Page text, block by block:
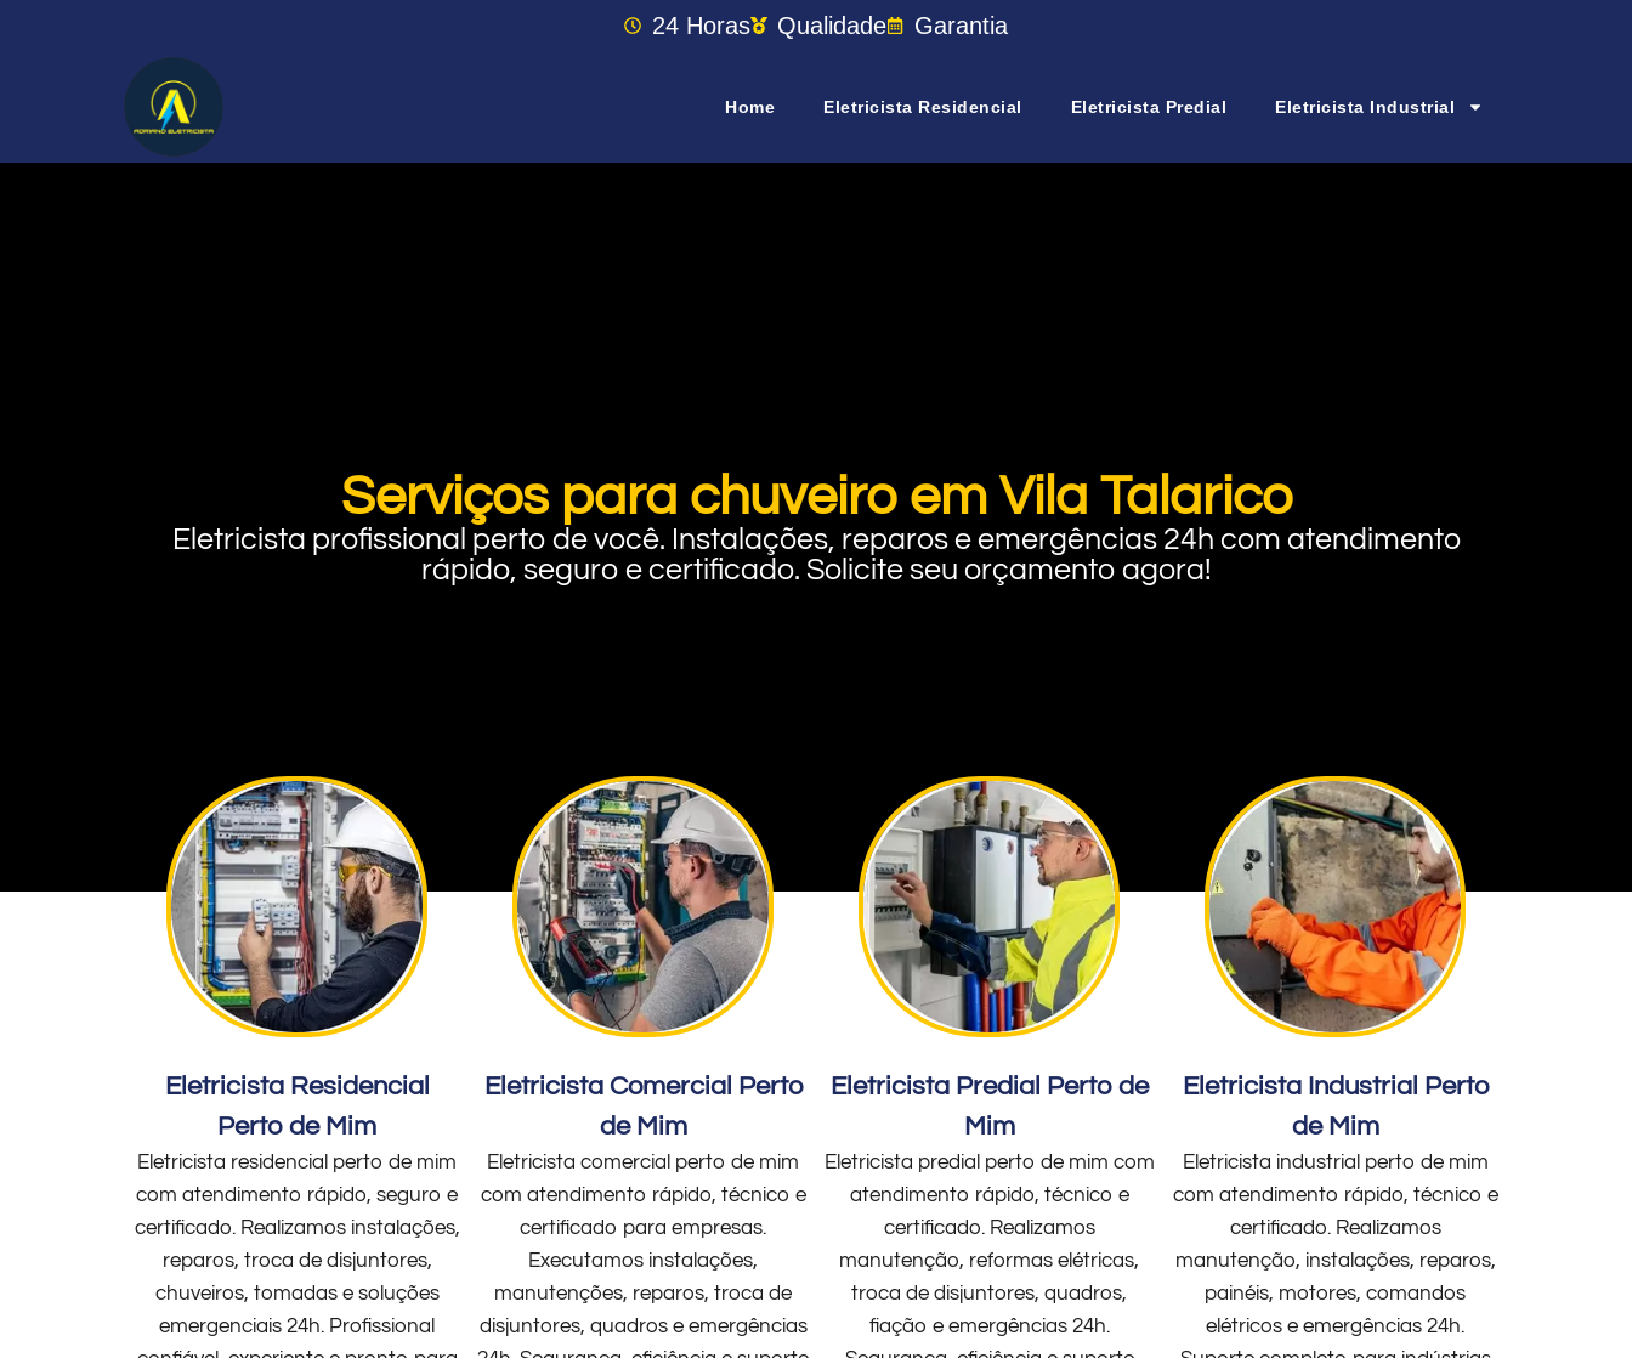
24 Horas Qualidade Garantia
Home Eletricista Residencial Eletricista Predial Eletricista Industrial
Serviços para chuveiro em Vila Talarico
Eletricista profissional perto de você. Instalações, reparos e emergências 24h com atendimento
rápido, seguro e certificado. Solicite seu orçamento agora!
Eletricista Residencial
Perto de Mim
Eletricista residencial perto de mim
com atendimento rápido, seguro e
certificado. Realizamos instalações,
reparos, troca de disjuntores,
chuveiros, tomadas e soluções
emergenciais 24h. Profissional
Eletricista Comercial Perto
de Mim
Eletricista comercial perto de mim
com atendimento rápido, técnico e
certificado para empresas.
Executamos instalações,
manutenções, reparos, troca de
disjuntores, quadros e emergências
Eletricista Predial Perto de
Mim
Eletricista predial perto de mim com
atendimento rápido, técnico e
certificado. Realizamos
manutenção, reformas elétricas,
troca de disjuntores, quadros,
fiação e emergências 24h.
Eletricista Industrial Perto
de Mim
Eletricista industrial perto de mim
com atendimento rápido, técnico e
certificado. Realizamos
manutenção, instalações, reparos,
painéis, motores, comandos
elétricos e emergências 24h.